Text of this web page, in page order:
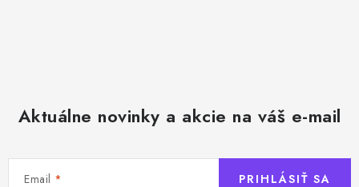
Aktuálne novinky a akcie na váš e-mail
Email PRIHLÁSIŤ SA